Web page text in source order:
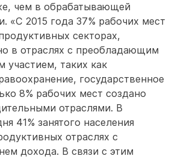
чем в обрабатывающей
«С 2015 года 37% рабочих мест
секторах,
в отраслях с преобладающим
участием, таких как
государственное
8% рабочих мест создано
отраслями. В
41% занятого населения
отраслях с
дохода. В связи с этим